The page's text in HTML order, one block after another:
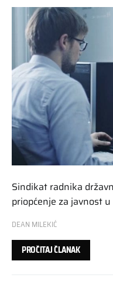
Sindikat radnika
priopćenje za javnost
DEAN MILEKIĆ
PROČITAJ ČLANAK